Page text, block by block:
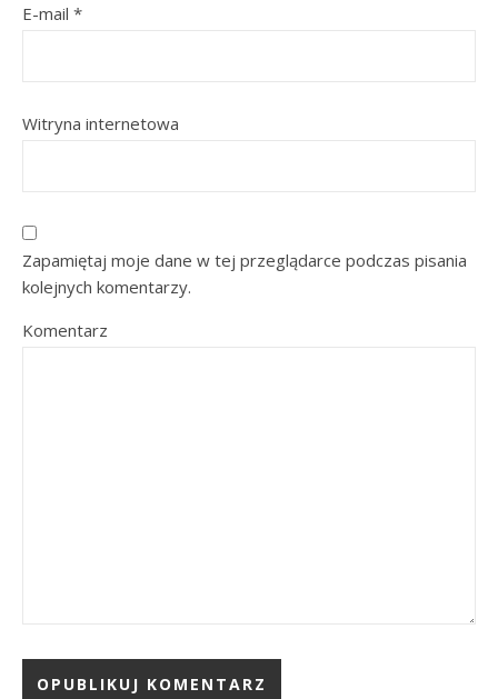
E-mail *
Witryna internetowa
Zapamiętaj moje dane w tej przeglądarce podczas pisania
kolejnych komentarzy.
Komentarz